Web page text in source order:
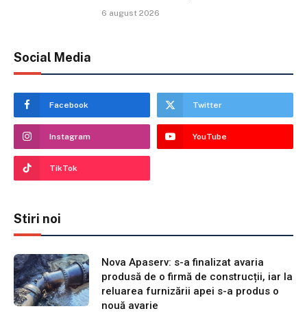
6 august 2026
Social Media
Facebook Twitter
Instagram YouTube
TikTok
Stiri noi
Nova Apaserv: s-a finalizat avaria
produsă de o firmă de construcții, iar la
reluarea furnizării apei s-a produs o
nouă avarie